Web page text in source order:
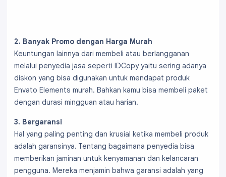
2. Banyak Promo dengan Harga Murah
Keuntungan lainnya dari membeli atau berlangganan
melalui penyedia jasa seperti IDCopy yaitu sering adanya
diskon yang bisa digunakan untuk mendapat produk
Envato Elements murah. Bahkan kamu bisa membeli paket
dengan durasi mingguan atau harian.
3. Bergaransi
Hal yang paling penting dan krusial ketika membeli produk
adalah garansinya. Tentang bagaimana penyedia bisa
memberikan jaminan untuk kenyamanan dan kelancaran
pengguna. Mereka menjamin bahwa garansi adalah yang